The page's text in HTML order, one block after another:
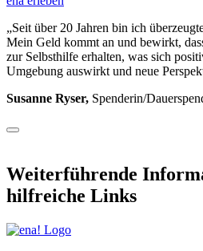
„Seit über 20 Jahren bin ich
Mein Geld kommt an und bewirkt,
zur Selbsthilfe erhalten, was sich
Umgebung auswirkt und neue
Susanne Ryser, Spenderin/
Weiterführende
hilfreiche Links